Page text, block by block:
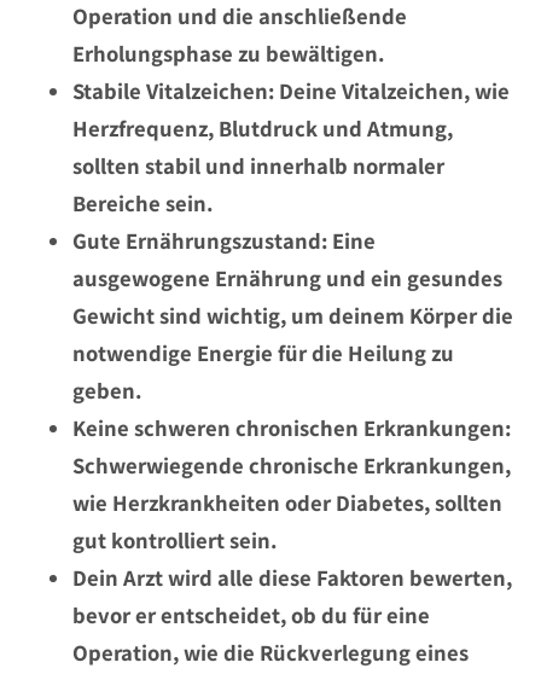
Operation und die anschließende
Erholungsphase zu bewältigen.
Stabile Vitalzeichen: Deine Vitalzeichen, wie
Herzfrequenz, Blutdruck und Atmung,
sollten stabil und innerhalb normaler
Bereiche sein.
Gute Ernährungszustand: Eine
ausgewogene Ernährung und ein gesundes
Gewicht sind wichtig, um deinem Körper die
notwendige Energie für die Heilung zu
geben.
Keine schweren chronischen Erkrankungen:
Schwerwiegende chronische Erkrankungen,
wie Herzkrankheiten oder Diabetes, sollten
gut kontrolliert sein.
Dein Arzt wird alle diese Faktoren bewerten,
bevor er entscheidet, ob du für eine
Operation, wie die Rückverlegung eines